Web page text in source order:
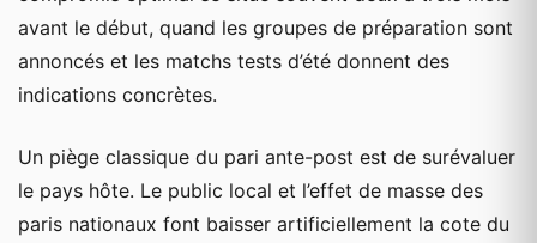
avant le début, quand les groupes de préparation sont
annoncés et les matchs tests d’été donnent des
indications concrètes.
Un piège classique du pari ante-post est de surévaluer
le pays hôte. Le public local et l’effet de masse des
paris nationaux font baisser artificiellement la cote du